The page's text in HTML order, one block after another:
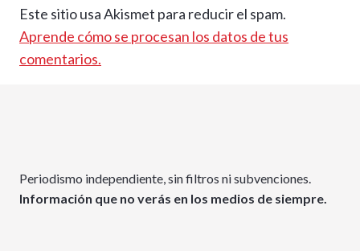
Este sitio usa Akismet para reducir el spam.
Aprende cómo se procesan los datos de tus
comentarios.
Periodismo independiente, sin filtros ni subvenciones.
Información que no verás en los medios de siempre.